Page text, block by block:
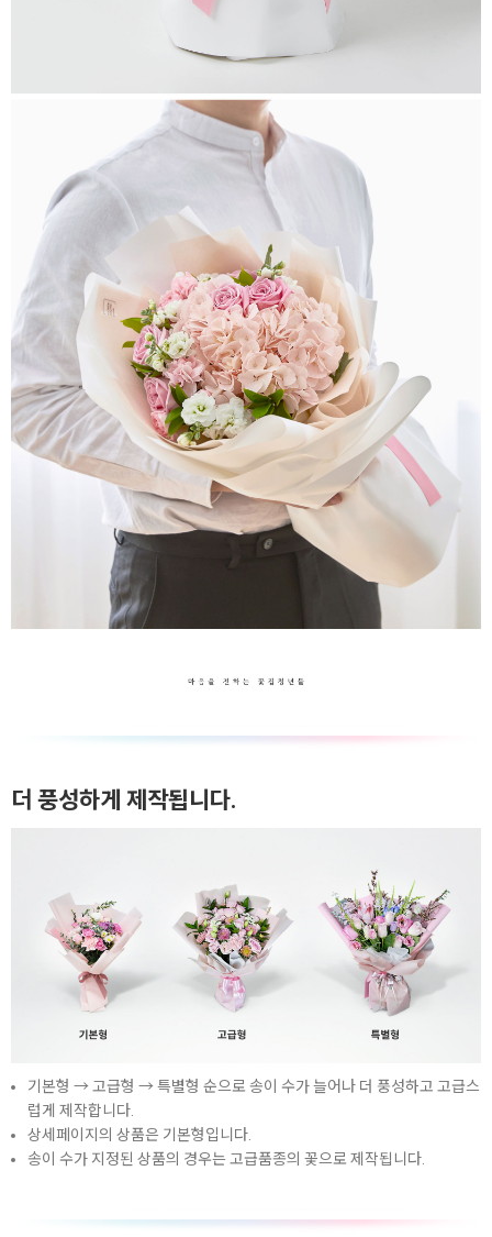
더 풍성하게 제작됩니다.
기본형 → 고급형 → 특별형 순으로 송이 수가 늘어나 더 풍성하고 고급스
럽게 제작합니다.
상세페이지의 상품은 기본형입니다.
송이 수가 지정된 상품의 경우는 고급품종의 꽃으로 제작됩니다.